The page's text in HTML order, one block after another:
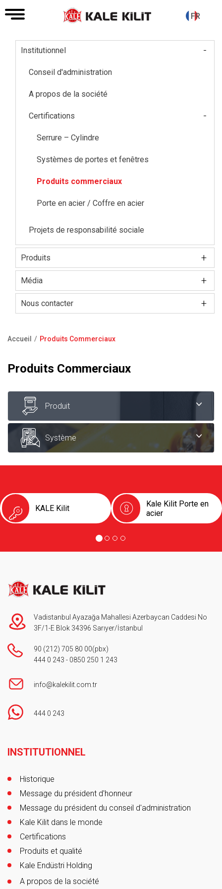
FR
Main
navigation
-
Institutionnel
Conseil d'administration
A propos de la société
-
Certifications
Serrure – Cylindre
Systèmes de portes et fenêtres
Produits commerciaux
Porte en acier / Coffre en acier
Projets de responsabilité sociale
+
Produits
Catalogue de produits +
Média
Vidéo institutionnelle +
Nous contacter
d'Ariane
Accueil Produits Commerciaux
Produits Commerciaux
Produit
Système
KALE Kilit
Kale Kilit Porte en
acier
Vadistanbul Ayazağa Mahallesi Azerbaycan Caddesi No
3F/1-E Blok 34396 Sarıyer/İstanbul
90 (212) 705 80 00(pbx)
444 0 243 - 0850 250 1 243
info@kalekilit.com.tr
444 0 243
INSTITUTIONNEL
Historique
Message du président d'honneur
Message du président du conseil d'administration
Kale Kilit dans le monde
Certifications
Produits et qualité
Kale Endüstri Holding
A propos de la société